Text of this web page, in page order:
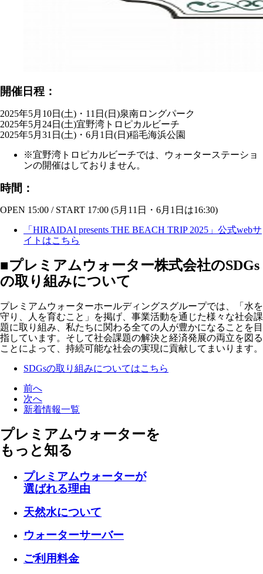
開催日程：
2025年5月10日(土)・11日(日)泉南ロングパーク
2025年5月24日(土)宜野湾トロピカルビーチ
2025年5月31日(土)・6月1日(日)稲毛海浜公園
※宜野湾トロピカルビーチでは、ウォーターステーショ
ンの開催はしておりません。
時間：
OPEN 15:00 / START 17:00 (5月11日・6月1日は16:30)
「HIRAIDAI presents THE BEACH TRIP 2025」公式webサ
イトはこちら
■プレミアムウォーター株式会社のSDGs
の取り組みについて
プレミアムウォーターホールディングスグループでは、「水を
守り、人を育むこと」を掲げ、事業活動を通じた様々な社会課
題に取り組み、私たちに関わる全ての人が豊かになることを目
指しています。そして社会課題の解決と経済発展の両立を図る
ことによって、持続可能な社会の実現に貢献してまいります。
SDGsの取り組みについてはこちら
前へ
次へ
新着情報一覧
プレミアムウォーターを
もっと知る
プレミアムウォーターが
選ばれる理由
天然水について
ウォーターサーバー
ご利用料金